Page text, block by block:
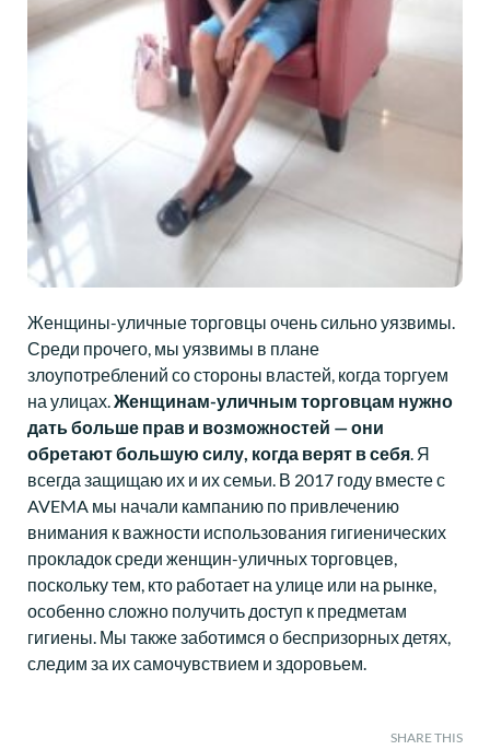
Женщины-уличные торговцы очень сильно уязвимы.
Среди прочего, мы уязвимы в плане
злоупотреблений со стороны властей, когда торгуем
на улицах.Женщинам-уличным торговцам нужно
дать больше прав и возможностей — они
обретают большую силу, когда верят в себя. Я
всегда защищаю их и их семьи. В 2017 году вместе с
AVEMA мы начали кампанию по привлечению
внимания к важности использования гигиенических
прокладок среди женщин-уличных торговцев,
поскольку тем, кто работает на улице или на рынке,
особенно сложно получить доступ к предметам
гигиены. Мы также заботимся о беспризорных детях,
следим за их самочувствием и здоровьем.
SHARE THIS